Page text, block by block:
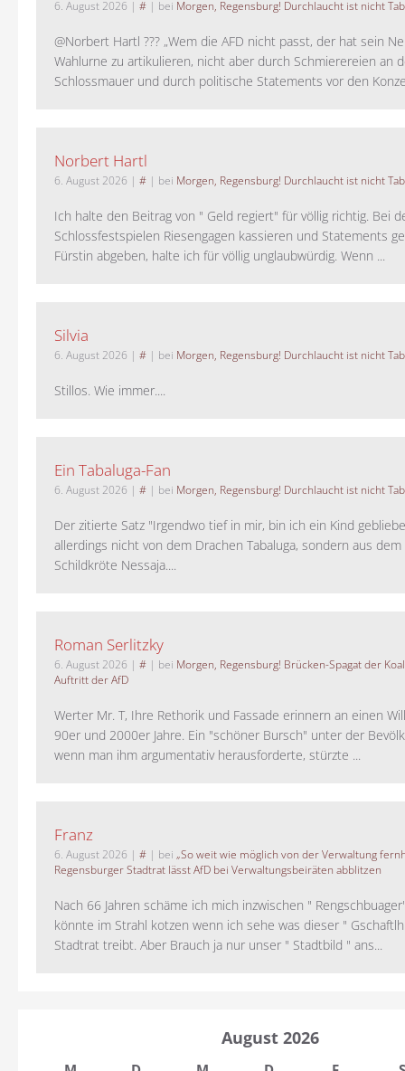
6. August 2026 | # | bei Morgen, Regensburg! Durchlaucht ist nicht
@Norbert Hartl ??? „Wem die AFD nicht passt, der hat sein
Wahlurne zu artikulieren, nicht aber durch Schmierereien an
Schlossmauer und durch politische Statements vor den
Norbert Hartl
6. August 2026 | # | bei Morgen, Regensburg! Durchlaucht ist nicht
Ich halte den Beitrag von " Geld regiert" für völlig richtig. Bei
Schlossfestspielen Riesengagen kassieren und Statements
Fürstin abgeben, halte ich für völlig unglaubwürdig. Wenn ...
Silvia
6. August 2026 | # | bei Morgen, Regensburg! Durchlaucht ist nicht
Stillos. Wie immer....
Ein Tabaluga-Fan
6. August 2026 | # | bei Morgen, Regensburg! Durchlaucht ist nicht
Der zitierte Satz "Irgendwo tief in mir, bin ich ein Kind
allerdings nicht von dem Drachen Tabaluga, sondern aus
Schildkröte Nessaja....
Roman Serlitzky
6. August 2026 | # | bei Morgen, Regensburg! Brücken-Spagat der
Auftritt der AfD
Werter Mr. T, Ihre Rethorik und Fassade erinnern an einen
90er und 2000er Jahre. Ein "schöner Bursch" unter der
wenn man ihm argumentativ herausforderte, stürzte ...
Franz
6. August 2026 | # | bei „So weit wie möglich von der Verwaltung
Regensburger Stadtrat lässt AfD bei Verwaltungsbeiräten abblitzen
Nach 66 Jahren schäme ich mich inzwischen "
könnte im Strahl kotzen wenn ich sehe was dieser "
Stadtrat treibt. Aber Brauch ja nur unser " Stadtbild " ans...
August 2026